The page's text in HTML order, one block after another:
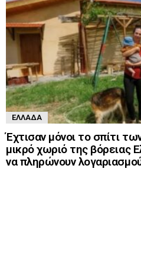
ΕΛΛΆΔΑ
Έχτισαν μόνοι το σπίτι
μικρό χωριό της βόρειας
να πληρώνουν